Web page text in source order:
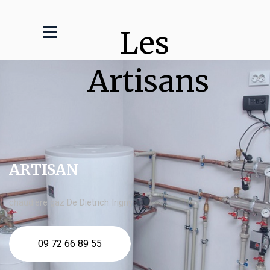
Les
Artisans
ARTISAN
chaudière gaz De Dietrich Irigny
09 72 66 89 55